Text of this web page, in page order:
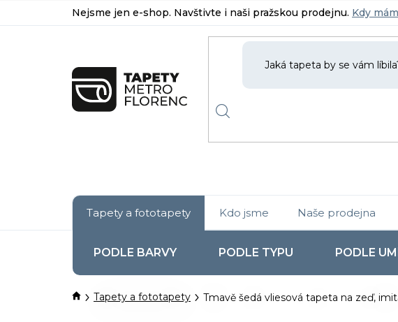
na
Nejsme jen e-shop. Navštivte i naši pražskou prodejnu. Kdy
Tapety a fototapety
PODLE BARVY PODLE TYPU PODLE
Kdo jsme Naše prodejna
DomůTapety a fototapety Tmavě šedá vliesová tapeta na zeď,